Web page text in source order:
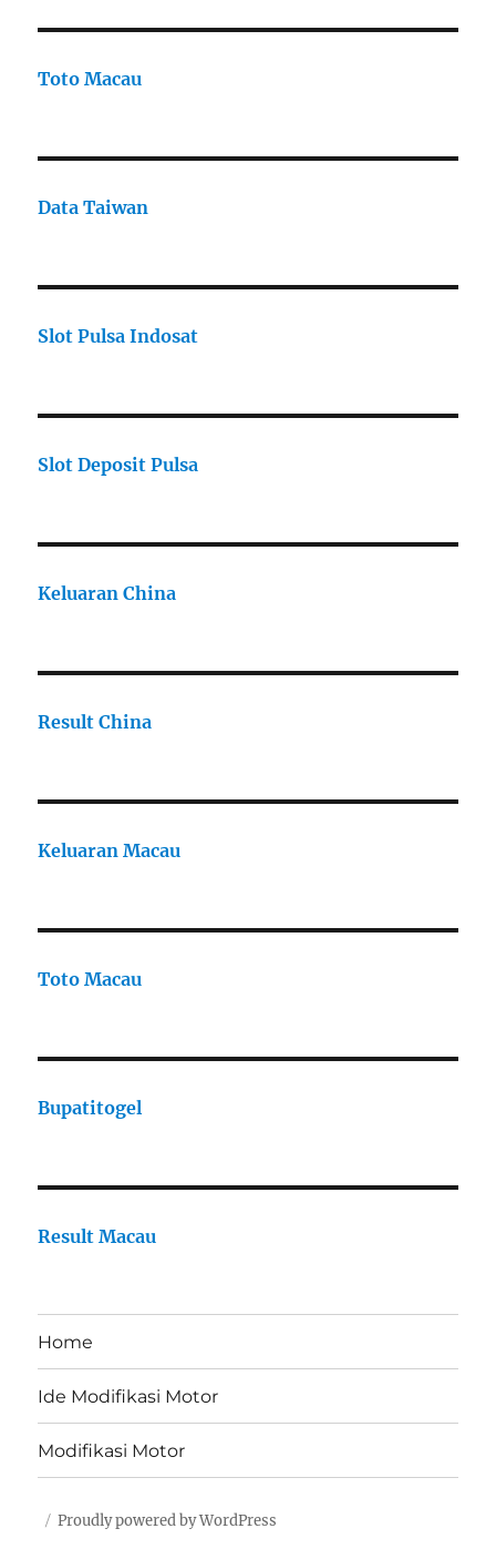
Toto Macau
Data Taiwan
Slot Pulsa Indosat
Slot Deposit Pulsa
Keluaran China
Result China
Keluaran Macau
Toto Macau
Bupatitogel
Result Macau
Home
Ide Modifikasi Motor
Modifikasi Motor
Proudly powered by WordPress